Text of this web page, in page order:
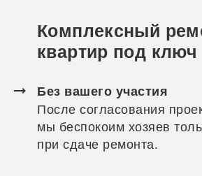
Комплексный
квартир под ключ
Без вашего участия
После согласования
мы беспокоим хозяев
при сдаче ремонта.